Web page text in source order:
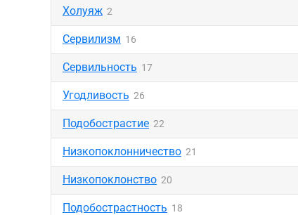
Холуяж 2
Сервилизм 16
Сервильность 17
Угодливость 26
Подобострастие 22
Низкопоклонничество 21
Низкопоклонство 20
Подобострастность 18